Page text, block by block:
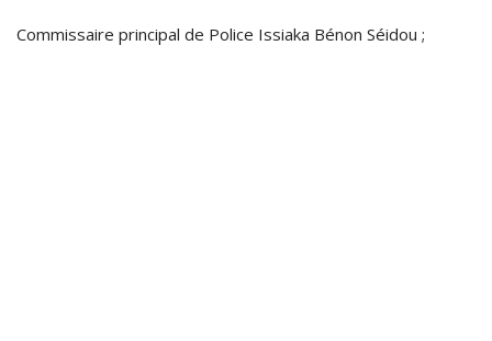
Commissaire principal de Police Issiaka Bénon Séidou ;